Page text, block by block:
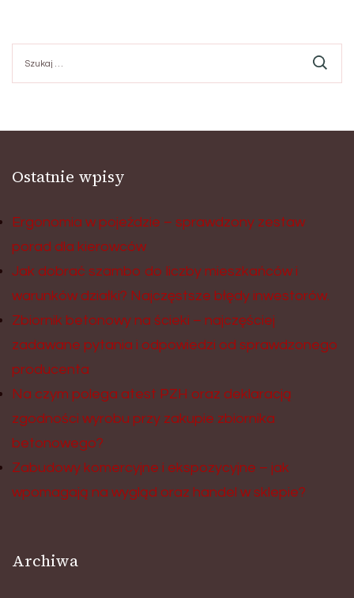
Ostatnie wpisy
Ergonomia w pojeździe – sprawdzony zestaw
porad dla kierowców
Jak dobrać szambo do liczby mieszkańców i
warunków działki? Najczęstsze błędy inwestorów.
Zbiornik betonowy na ścieki – najczęściej
zadawane pytania i odpowiedzi od sprawdzonego
producenta
Na czym polega atest PZH oraz deklaracją
zgodności wyrobu przy zakupie zbiornika
betonowego?
Zabudowy komercyjne i ekspozycyjne – jak
wpomagają na wygląd oraz handel w sklepie?
Archiwa